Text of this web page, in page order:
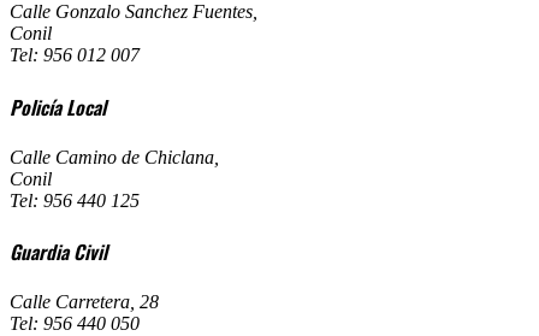
Calle Gonzalo Sanchez Fuentes
Conil
Tel: 956 012 007
Policía Local
Calle Camino de Chiclana
Conil
Tel: 956 440 125
Guardia Civil
Calle Carretera, 28
Tel: 956 440 050